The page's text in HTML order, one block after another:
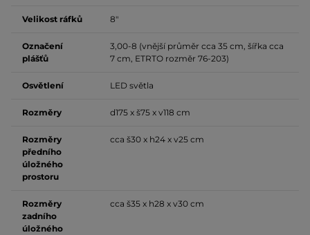
Velikost ráfků 8"
Označení
plášťů
3,00-8 (vnější průměr cca 35 cm, šířka cca
7 cm, ETRTO rozměr 76-203)
Osvětlení LED světla
Rozměry d175 x š75 x v118 cm
Rozměry
předního
úložného
prostoru
cca š30 x h24 x v25 cm
Rozměry
zadního
úložného
cca š35 x h28 x v30 cm